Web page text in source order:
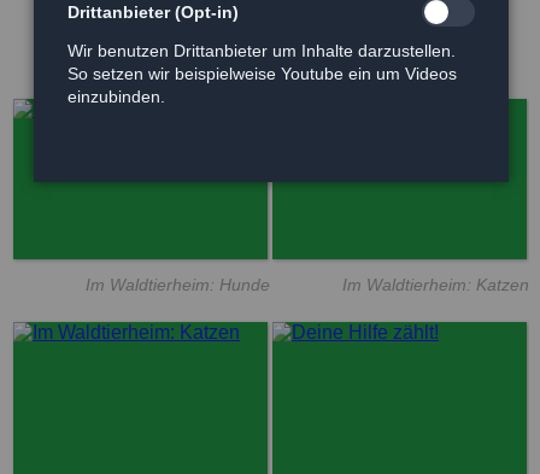
Im Waldtierheim: Hunde Im Waldtierheim: Katzen
Drittanbieter (Opt-in)
Wir benutzen Drittanbieter um Inhalte darzustellen.
So setzen wir beispielweise Youtube ein um Videos
einzubinden.